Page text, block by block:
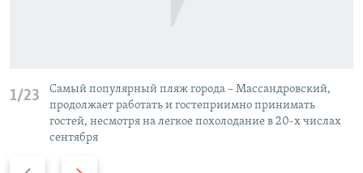
1/23
Самый популярный пляж города – Массандровский,
продолжает работать и гостеприимно принимать
гостей, несмотря на легкое похолодание в 20-х числах
сентября